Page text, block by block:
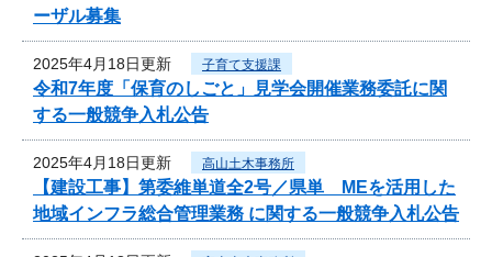
ーザル募集
2025年4月18日更新 子育て支援課
令和7年度「保育のしごと」見学会開催業務委託に関
する一般競争入札公告
2025年4月18日更新 高山土木事務所
【建設工事】第委維単道全2号／県単 MEを活用した
地域インフラ総合管理業務 に関する一般競争入札公告